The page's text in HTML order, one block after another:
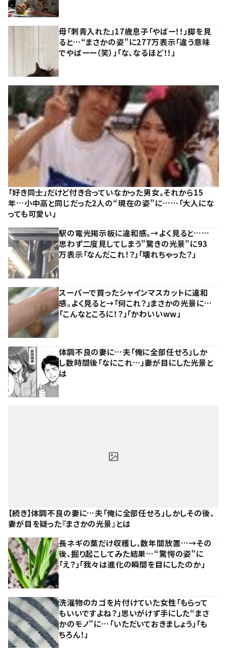
母「刺青入れた」17歳息子「やばー！！」脚を見
ると…“まさかの姿”に277万表示「違う意味
でやばーー（笑）」「な、なるほど！！」
「好き同士」だけど付き合っていなかった男女。それから15
年…小中高と同じだった2人の“現在の姿”に……「大人にな
っても可愛い」
駅の電光掲示板に違和感。→よく見ると……
思わず二度見してしまう”驚きの光景”に93
万表示「なんだこれ！？」「壊れちゃった？」
スーパーで買ったシャインマスカットに違和
感。よく見ると→「何これ？」まさかの光景に…
「こんなところに！？」「かわいいww」
体調不良の妻に…夫「俺に全部任せろ」しか
し数時間後「なにこれ…」妻が目にした光景と
は
【続き】体調不良の妻に…夫「俺に全部任せろ」しかしその後、
妻が目を疑った『まさかの光景』とは
長ネギの葉だけ収穫し、数年間放置…→その
後、掘り起こしてみた結果…“驚愕の姿”に
「え？」「我々は進化の瞬間を目にしたのか」
洗濯物のカゴを片付けていた女性「もらって
もいいですよね？」思いがけず手にした“まさ
かのモノ”に…「いただいておきましょう」「も
ちろん！」